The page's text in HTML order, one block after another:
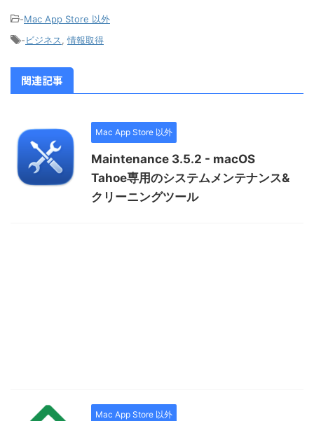
-Mac App Store 以外
-ビジネス 情報取得
関連記事
Mac App Store 以外
Maintenance 3.5.2 - macOS
Tahoe専用のシステムメンテナンス&
クリーニングツール
Mac App Store 以外